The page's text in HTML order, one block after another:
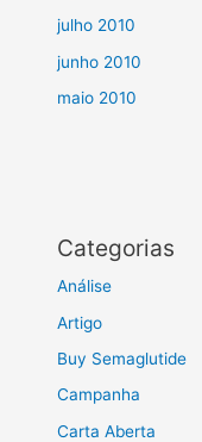
julho 2010
junho 2010
maio 2010
Categorias
Análise
Artigo
Buy Semaglutide
Campanha
Carta Aberta